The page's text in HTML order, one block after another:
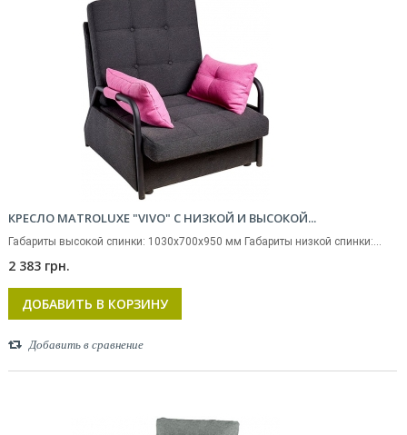
КРЕСЛО MATROLUXE "VIVO" С НИЗКОЙ И ВЫСОКОЙ...
Габариты высокой спинки: 1030х700х950 мм Габариты низкой спинки:...
2 383 грн.
ДОБАВИТЬ В КОРЗИНУ
Добавить в сравнение